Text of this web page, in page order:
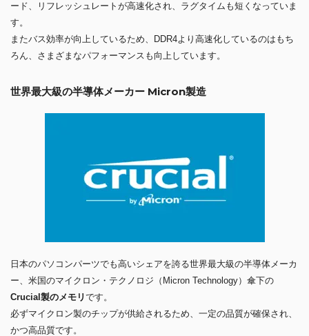
ード、リフレッシュレートが高速化され、ラグタイムも短くなっていま
す。
またバス効率が向上しているため、DDR4より高速化しているのはもち
ろん、さまざまなパフォーマンスも向上しています。
世界最大級の半導体メーカー Micron製造
日本のパソコンパーツでも高いシェアを誇る世界最大級の半導体メーカ
ー、米国のマイクロン・テクノロジ（Micron Technology）傘下の
Crucial製のメモリです。
必ずマイクロン製のチップが供給されるため、一定の品質が確保され、
かつ高品質です。